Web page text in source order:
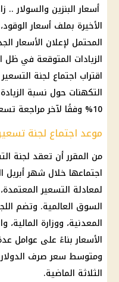
أسعار البنزين والسولار ..
الأخيرة بملف أسعار
المحتمل لإعلان الأسعار
الزيادات المتوقعة في ظل
اقتراب اجتماع لجنة التسعير
التكهنات حول نسبة
10% وفقًا لآخر مراجعة تسعيرية.
موعد اجتماع لجنة
من المقرر أن تعقد لجنة
اجتماعها خلال شهر أبريل
لمعادلة التسعير
السوق العالمية. وتضم
المعدنية، ووزارة المالية،
الأسعار بناءً على عوامل
ومتوسط سعر صرف الدولار
الثلاثة الماضية.